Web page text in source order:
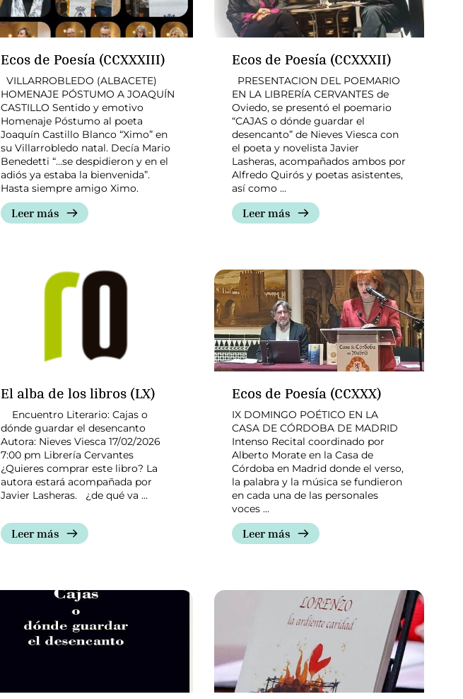
Ecos de Poesía (CCXXXIII)
VILLARROBLEDO (ALBACETE)
HOMENAJE PÓSTUMO A JOAQUÍN
CASTILLO Sentido y emotivo
Homenaje Póstumo al poeta
Joaquín Castillo Blanco “Ximo” en
su Villarrobledo natal. Decía Mario
Benedetti “…se despidieron y en el
adiós ya estaba la bienvenida”.
Hasta siempre amigo Ximo.
Leer más
Ecos de Poesía (CCXXXII)
PRESENTACION DEL POEMARIO
EN LA LIBRERÍA CERVANTES de
Oviedo, se presentó el poemario
“CAJAS o dónde guardar el
desencanto” de Nieves Viesca con
el poeta y novelista Javier
Lasheras, acompañados ambos por
Alfredo Quirós y poetas asistentes,
así como …
Leer más
El alba de los libros (LX)
Encuentro Literario: Cajas o
dónde guardar el desencanto
Autora: Nieves Viesca 17/02/2026
7:00 pm Librería Cervantes
¿Quieres comprar este libro? La
autora estará acompañada por
Javier Lasheras. ¿de qué va …
Leer más
Ecos de Poesía (CCXXX)
IX DOMINGO POÉTICO EN LA
CASA DE CÓRDOBA DE MADRID
Intenso Recital coordinado por
Alberto Morate en la Casa de
Córdoba en Madrid donde el verso,
la palabra y la música se fundieron
en cada una de las personales
voces …
Leer más